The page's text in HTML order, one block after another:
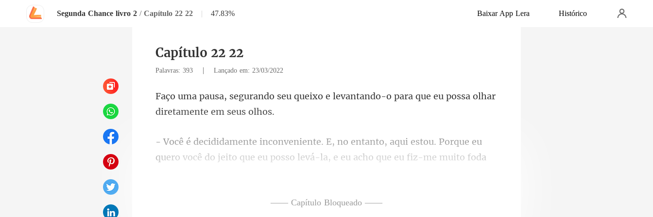
Segunda Chance livro 2 / Capítulo 22 22 | 47.83% Baixar App Lera Histórico
Capítulo 22 22
Palavras: 393 | Lançado em: 23/03/2022
xo e levantando-o para que eu poss
aqui estou. Porque eu
quero você do jeito que eu po
a apertam contra meus dedos
—— Capítulo Bloqueado ——